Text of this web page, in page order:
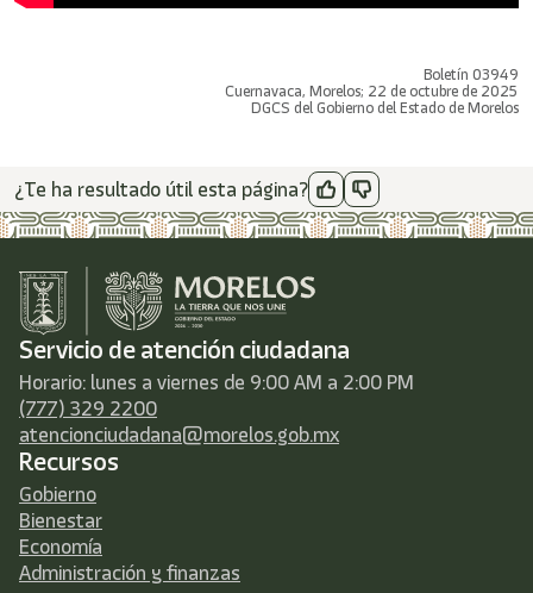
Boletín 03949
Cuernavaca, Morelos; 22 de octubre de 2025
DGCS del Gobierno del Estado de Morelos
¿Te ha resultado útil esta página?
Servicio de atención ciudadana
Horario: lunes a viernes de 9:00 AM a 2:00 PM
(777) 329 2200
atencionciudadana@morelos.gob.mx
Recursos
Gobierno
Bienestar
Economía
Administración y finanzas